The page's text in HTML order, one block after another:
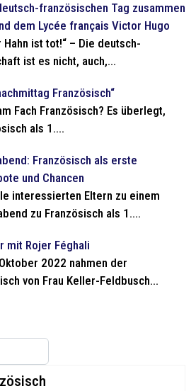
französischen Tag zusammen
dem Lycée français Victor Hugo
ist tot!“ – Die deutsch-
ist es nicht, auch,...
Französisch“
Fach Französisch? Es überlegt,
als 1....
Französisch als erste
und Chancen
interessierten Eltern zu einem
zu Französisch als 1....
mit Rojer Féghali
2022 nahmen der
von Frau Keller-Feldbusch...
for results.